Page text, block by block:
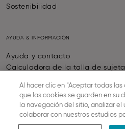
Sostenibilidad
AYUDA & INFORMACIÓN
Ayuda y contacto
Calculadora de la talla de
Together we grow
Comprobar estado del pedido
Desistimiento Del Contrato
Al hacer clic en “Aceptar todas
que las cookies se guarden en su
la navegación del sitio, analizar el
colaborar con nuestros estudios